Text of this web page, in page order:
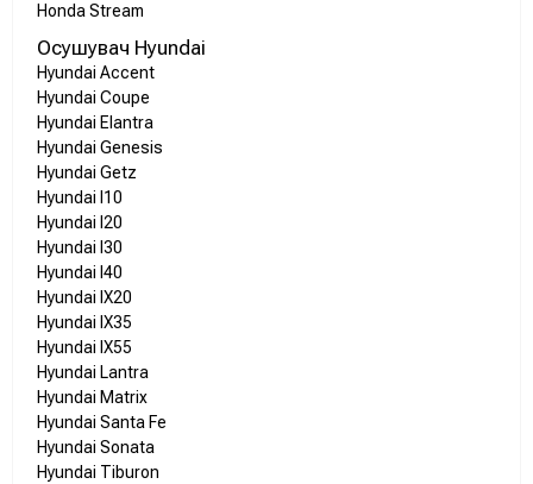
Honda Stream
Осушувач Hyundai
Hyundai Accent
Hyundai Coupe
Hyundai Elantra
Hyundai Genesis
Hyundai Getz
Hyundai I10
Hyundai I20
Hyundai I30
Hyundai I40
Hyundai IX20
Hyundai IX35
Hyundai IX55
Hyundai Lantra
Hyundai Matrix
Hyundai Santa Fe
Hyundai Sonata
Hyundai Tiburon